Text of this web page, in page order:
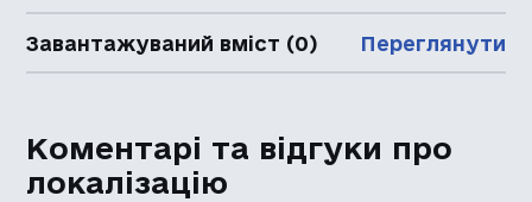
Завантажуваний вміст (0) Переглянути
Коментарі та відгуки про
локалізацію